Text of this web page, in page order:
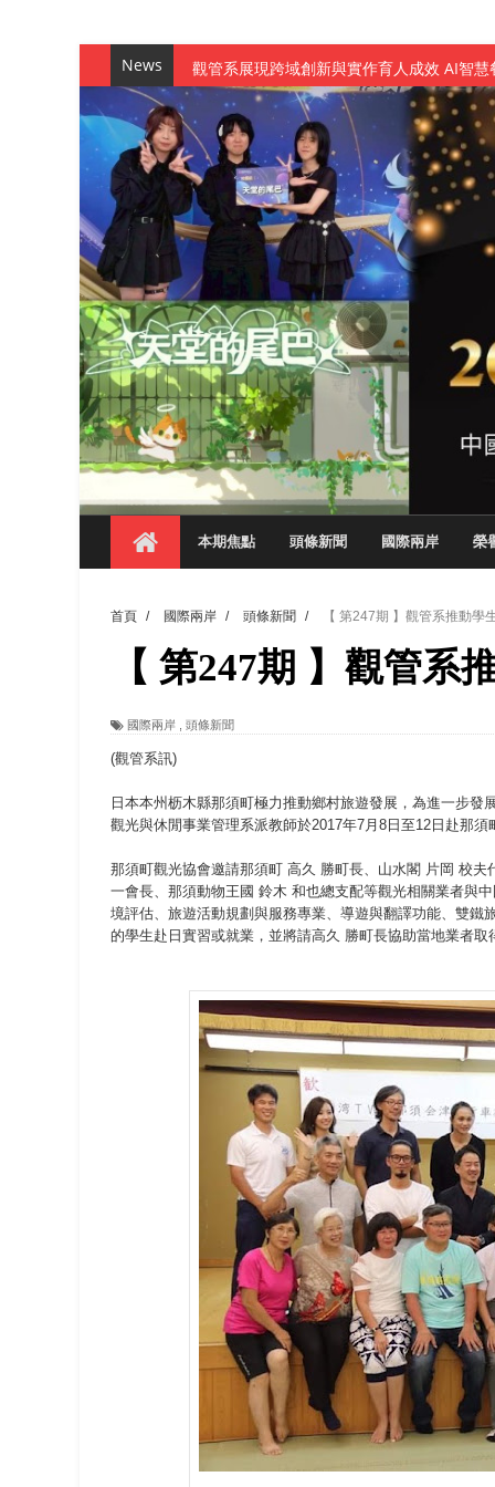
News
觀管系展現跨域創新與實作育人成效 AI智
學務處舉辦「董事長『聊』心室」 上官董
成人之美成就學生夢想 菁英學程陪伴財金
金曲陣容強勢進駐！中國科大原民音樂成果
數媒系《天堂的尾巴》、《礦影》勇奪台灣
師生攜手磨練一個月！觀管系榮獲天籟盃
一銀彭仁主中國科大開講 解密AI時代的金
通識教育中心主辦「114學年度AI英文自我
數據後的溫度：財金系傑出校友共議「人
森城建設股份有限公司捐贈 嘉惠行管系莘莘
產學合作新里程！財金系師生參訪中租控股
英文公園 315期
【 第404期 】影視系榮獲59屆美國休士頓
【 第404期 】你抓得到我嗎？數媒系VR新
【 第404期 】探索空間設計解方 室設系學
【 第404期 】從創意到實踐 數媒系學生於
本期焦點 頭條新聞 國際兩岸 榮
首頁 / 國際兩岸 / 頭條新聞 / 【 第247期 】觀管系推動學
【 第247期 】觀管系
國際兩岸 頭條新聞
(觀管系訊)
日本本州枥木縣那須町極力推動鄉村旅遊發展，為進一步
觀光與休閒事業管理系派教師於2017年7月8日至12日赴那
那須町觀光協會邀請那須町 高久 勝町長、山水閣 片岡 校
一會長、那須動物王國 鈴木 和也總支配等觀光相關業者與
境評估、旅遊活動規劃與服務專業、導遊與翻譯功能、雙
的學生赴日實習或就業，並將請高久 勝町長協助當地業者